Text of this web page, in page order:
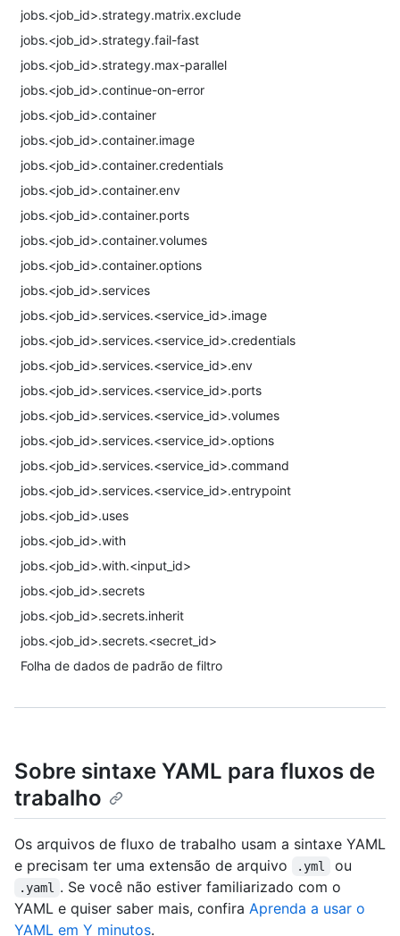
jobs.<job_id>.strategy.matrix.exclude
jobs.<job_id>.strategy.fail-fast
jobs.<job_id>.strategy.max-parallel
jobs.<job_id>.continue-on-error
jobs.<job_id>.container
jobs.<job_id>.container.image
jobs.<job_id>.container.credentials
jobs.<job_id>.container.env
jobs.<job_id>.container.ports
jobs.<job_id>.container.volumes
jobs.<job_id>.container.options
jobs.<job_id>.services
jobs.<job_id>.services.<service_id>.image
jobs.<job_id>.services.<service_id>.credentials
jobs.<job_id>.services.<service_id>.env
jobs.<job_id>.services.<service_id>.ports
jobs.<job_id>.services.<service_id>.volumes
jobs.<job_id>.services.<service_id>.options
jobs.<job_id>.services.<service_id>.command
jobs.<job_id>.services.<service_id>.entrypoint
jobs.<job_id>.uses
jobs.<job_id>.with
jobs.<job_id>.with.<input_id>
jobs.<job_id>.secrets
jobs.<job_id>.secrets.inherit
jobs.<job_id>.secrets.<secret_id>
Folha de dados de padrão de filtro
Sobre sintaxe YAML para fluxos de
trabalho
Os arquivos de fluxo de trabalho usam a sintaxe YAML
e precisam ter uma extensão de arquivo
.yml ou
.yaml
. Se você não estiver familiarizado com o
YAML e quiser saber mais, confira Aprenda a usar o
YAML em Y minutos.